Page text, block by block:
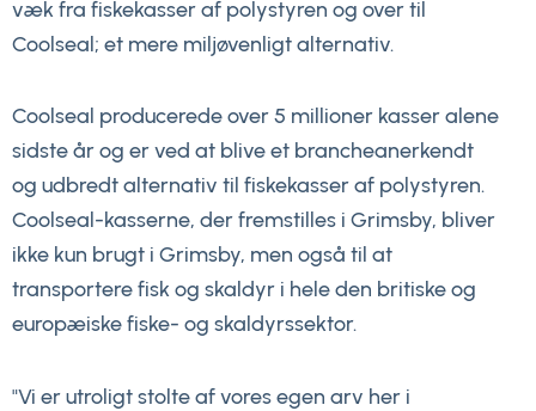
væk fra fiskekasser af polystyren og over til
Coolseal; et mere miljøvenligt alternativ.
Coolseal producerede over 5 millioner kasser alene
sidste år og er ved at blive et brancheanerkendt
og udbredt alternativ til fiskekasser af polystyren.
Coolseal-kasserne, der fremstilles i Grimsby, bliver
ikke kun brugt i Grimsby, men også til at
transportere fisk og skaldyr i hele den britiske og
europæiske fiske- og skaldyrssektor.
"Vi er utroligt stolte af vores egen arv her i